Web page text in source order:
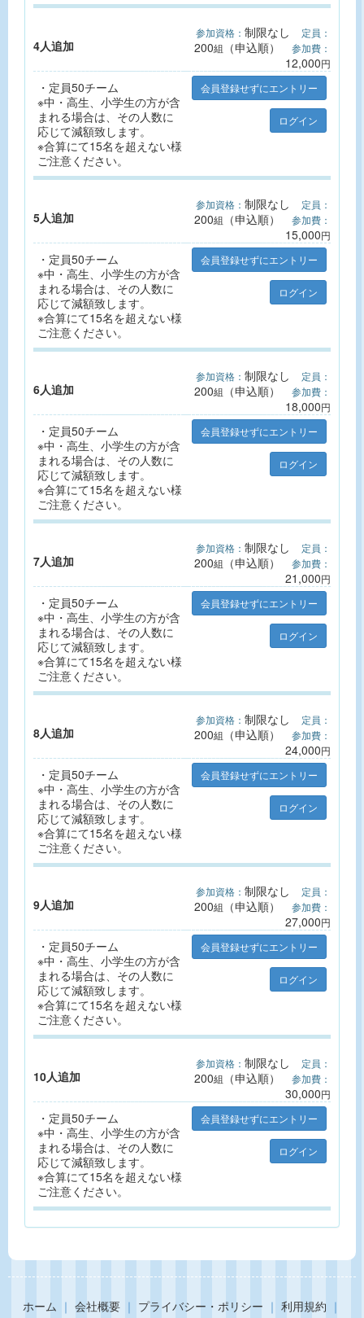
◆キャンセル・返金ポリシー
・競技ルールにより順位付けや表彰の対象外となった場合
でも、返金はできません。
・競技ルールにより失格となった場合でも、返金はできま
せん。
・入金完了後は、自己都合(入力間違え、病欠などを含む)
による、キャンセルや返金はできませんので、内容をよく
ご確認のうえ、お間違えの無いようお申込みください。
4人追加
参加資格： 制限なし 定員：
200組 （申込順） 参加費：
12,000円
・定員50チーム
※中・高生、小学生の方が含
まれる場合は、その人数に
応じて減額致します。
※合算にて15名を超えない様
ご注意ください。
会員登録せずにエントリー
ログイン
5人追加
参加資格： 制限なし 定員：
200組 （申込順） 参加費：
15,000円
・定員50チーム
※中・高生、小学生の方が含
まれる場合は、その人数に
応じて減額致します。
※合算にて15名を超えない様
ご注意ください。
会員登録せずにエントリー
ログイン
6人追加
参加資格： 制限なし 定員：
200組 （申込順） 参加費：
18,000円
・定員50チーム
※中・高生、小学生の方が含
まれる場合は、その人数に
応じて減額致します。
※合算にて15名を超えない様
ご注意ください。
会員登録せずにエントリー
ログイン
7人追加
参加資格： 制限なし 定員：
200組 （申込順） 参加費：
21,000円
・定員50チーム
※中・高生、小学生の方が含
まれる場合は、その人数に
応じて減額致します。
※合算にて15名を超えない様
ご注意ください。
会員登録せずにエントリー
ログイン
8人追加
参加資格： 制限なし 定員：
200組 （申込順） 参加費：
24,000円
・定員50チーム
※中・高生、小学生の方が含
まれる場合は、その人数に
応じて減額致します。
※合算にて15名を超えない様
ご注意ください。
会員登録せずにエントリー
ログイン
9人追加
参加資格： 制限なし 定員：
200組 （申込順） 参加費：
27,000円
・定員50チーム
※中・高生、小学生の方が含
まれる場合は、その人数に
応じて減額致します。
※合算にて15名を超えない様
ご注意ください。
会員登録せずにエントリー
ログイン
10人追加
参加資格： 制限なし 定員：
200組 （申込順） 参加費：
30,000円
・定員50チーム
※中・高生、小学生の方が含
まれる場合は、その人数に
応じて減額致します。
※合算にて15名を超えない様
ご注意ください。
会員登録せずにエントリー
ログイン
ホーム ｜ 会社概要 ｜ プライバシー・ポリシー ｜ 利用規約 ｜